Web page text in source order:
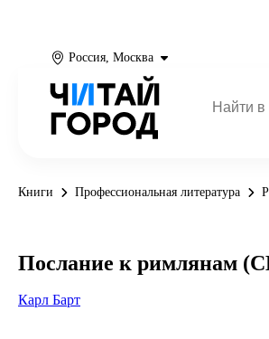
Россия, Москва
Книги Профессиональная литература
Послание к римлянам
Карл Барт